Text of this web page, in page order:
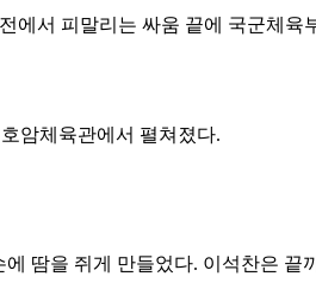
에서 피말리는 싸움 끝에 국군체육
암체육관에서 펼쳐졌다.
땀을 쥐게 만들었다. 이석찬은 끝